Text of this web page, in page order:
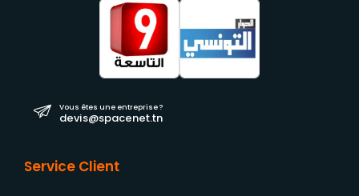
Vous êtes une entreprise ?
devis@spacenet.tn
Service Client